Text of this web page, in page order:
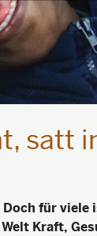
satt
für viele
Kraft,